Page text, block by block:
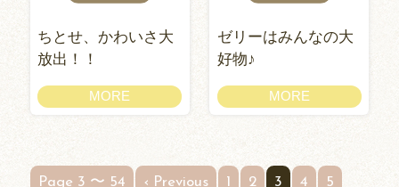
ちとせ、かわいさ大
放出！！
MORE
ゼリーはみんなの大
好物♪
MORE
Page 3 〜 54 ‹ Previous 1 2 3 4 5